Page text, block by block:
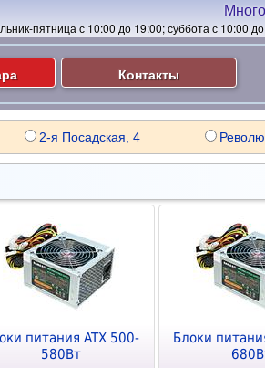
пятница с 10:00 до 19:00; суббота с 10:00
Контакты
2-я Посадская, 4
питания ATX 500-
580Вт
Блоки